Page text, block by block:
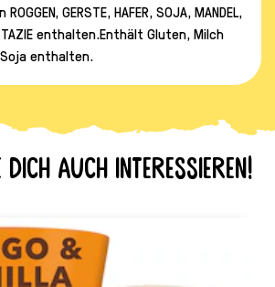
GERSTE, HAFER, SOJA, MANDEL,
enthalten.Enthält Gluten, Milch
enthalten.
dich auch interessieren!